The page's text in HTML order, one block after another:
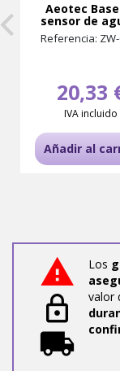
Aeotec
sensor de
Referencia:
20,33
IVA incluido
Añadir al
Los
valor